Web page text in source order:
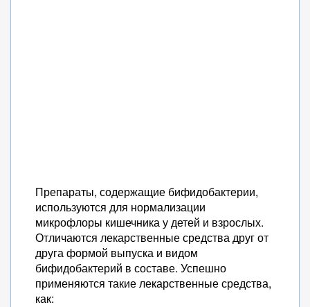
Препараты, содержащие бифидобактерии,
используются для нормализации
микрофлоры кишечника у детей и взрослых.
Отличаются лекарственные средства друг от
друга формой выпуска и видом
бифидобактерий в составе. Успешно
применяются такие лекарственные средства,
как: